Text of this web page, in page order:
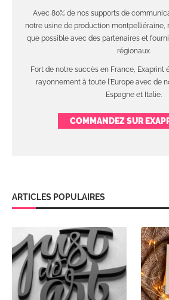
Avec 80% de nos supports de
notre usine de production montpelliéraine,
que possible avec des partenaires et
régionaux.
Fort de notre succès en France, Exaprint
rayonnement à toute l'Europe avec de
Espagne et Italie.
COMMANDEZ SUR
ARTICLES POPULAIRES